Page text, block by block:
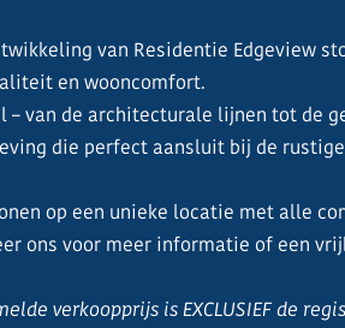
van Residentie Edgeview
en wooncomfort.
– van de architecturale lijnen tot de
die perfect aansluit bij de
op een unieke locatie met alle
ons voor meer informatie of een
verkoopprijs is EXCLUSIEF de